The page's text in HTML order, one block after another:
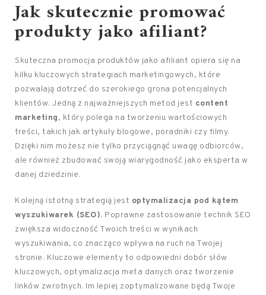
Jak skutecznie promować
produkty jako afiliant?
Skuteczna promocja produktów jako afiliant opiera się na
kilku kluczowych strategiach marketingowych, które
pozwalają dotrzeć do szerokiego grona potencjalnych
klientów. Jedną z najważniejszych metod jest content
marketing, który polega na tworzeniu wartościowych
treści, takich jak artykuły blogowe, poradniki czy filmy.
Dzięki nim możesz nie tylko przyciągnąć uwagę odbiorców,
ale również zbudować swoją wiarygodność jako eksperta w
danej dziedzinie.
Kolejną istotną strategią jest optymalizacja pod kątem
wyszukiwarek (SEO). Poprawne zastosowanie technik SEO
zwiększa widoczność Twoich treści w wynikach
wyszukiwania, co znacząco wpływa na ruch na Twojej
stronie. Kluczowe elementy to odpowiedni dobór słów
kluczowych, optymalizacja meta danych oraz tworzenie
linków zwrotnych. Im lepiej zoptymalizowane będą Twoje